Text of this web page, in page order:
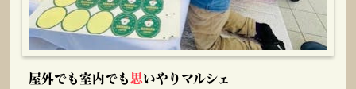
屋外でも室内でも思いやりマルシェ